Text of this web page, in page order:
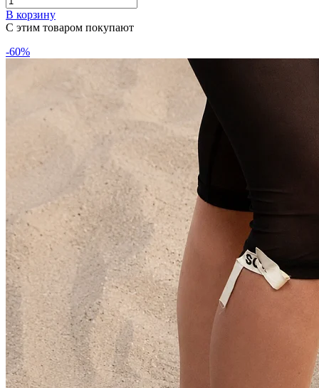
В корзину
C этим товаром покупают
-60%